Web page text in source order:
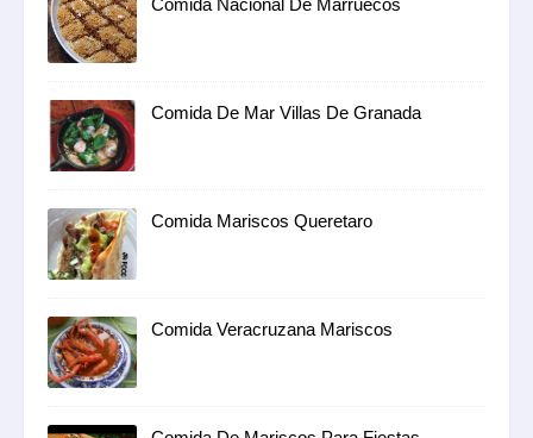
Comida De Mar Villas De Granada
Comida Mariscos Queretaro
Comida Veracruzana Mariscos